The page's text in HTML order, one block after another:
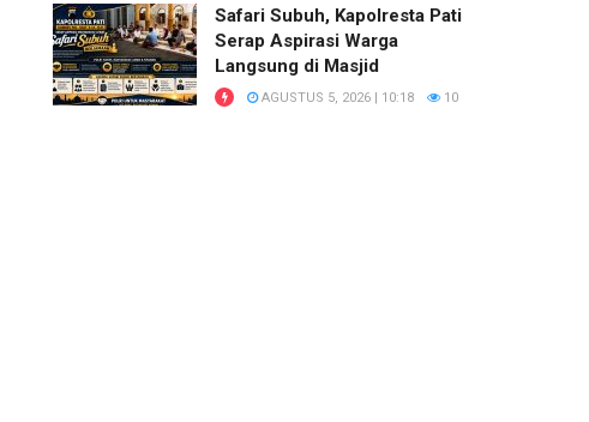
Safari Subuh, Kapolresta Pati
Serap Aspirasi Warga
Langsung di Masjid
AGUSTUS 5, 2026 | 10:18 10